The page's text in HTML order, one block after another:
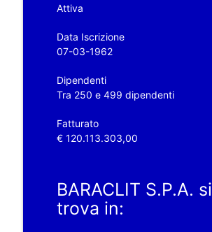
Attiva
Data Iscrizione
07-03-1962
Dipendenti
Tra 250 e 499 dipendenti
Fatturato
€ 120.113.303,00
BARACLIT S.P.A. si
trova in: